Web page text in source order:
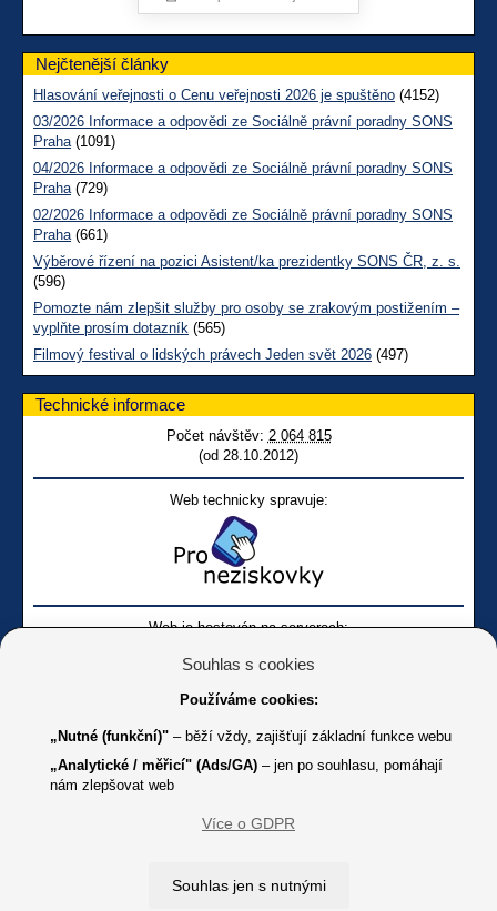
Nejčtenější články
Hlasování veřejnosti o Cenu veřejnosti 2026 je spuštěno (4152)
03/2026 Informace a odpovědi ze Sociálně právní poradny SONS
Praha(1091)
04/2026 Informace a odpovědi ze Sociálně právní poradny SONS
Praha(729)
02/2026 Informace a odpovědi ze Sociálně právní poradny SONS
Praha(661)
Výběrové řízení na pozici Asistent/ka prezidentky SONS ČR, z. s.
(596)
Pomozte nám zlepšit služby pro osoby se zrakovým postižením –
vyplňte prosím dotazník (565)
Filmový festival o lidských právech Jeden svět 2026 (497)
Technické informace
Počet návštěv: 2 064 815
(od 28.10.2012)
Web technicky spravuje:
Web je hostován na serverech:
Online
Youtube SONS
K jakémukoliv užití textů a obrázků uvedených na tomto serveru je
Souhlas s cookies
Používáme cookies:
„Nutné (funkční)" – běží vždy, zajišťují základní funkce webu
„Analytické / měřicí" (Ads/GA) – jen po souhlasu, pomáhají
nám zlepšovat web
Více o GDPR
Souhlas jen s nutnými